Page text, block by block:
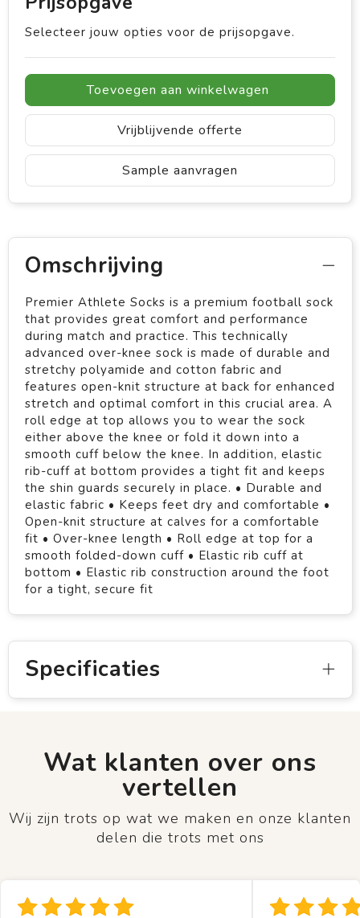
Selecteer jouw opties voor de prijsopgave.
Toevoegen aan winkelwagen
Vrijblijvende offerte
Sample aanvragen
Omschrijving
Premier Athlete Socks is a premium football sock
that provides great comfort and performance
during match and practice. This technically
advanced over-knee sock is made of durable and
stretchy polyamide and cotton fabric and
features open-knit structure at back for enhanced
stretch and optimal comfort in this crucial area. A
roll edge at top allows you to wear the sock
either above the knee or fold it down into a
smooth cuff below the knee. In addition, elastic
rib-cuff at bottom provides a tight fit and keeps
the shin guards securely in place. • Durable and
elastic fabric • Keeps feet dry and comfortable •
Open-knit structure at calves for a comfortable
fit • Over-knee length • Roll edge at top for a
smooth folded-down cuff • Elastic rib cuff at
bottom • Elastic rib construction around the foot
for a tight, secure fit
Specificaties
Wat klanten over ons
vertellen
Wij zijn trots op wat we maken en onze klanten
delen die trots met ons